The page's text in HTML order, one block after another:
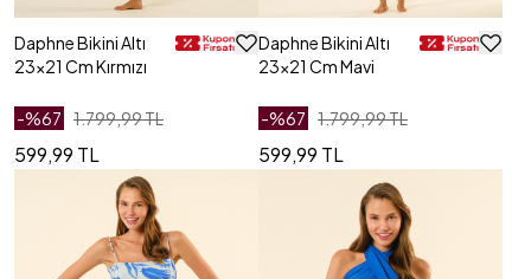
Daphne Bikini Altı
23x21 Cm Kırmızı
-%67 1.799,99 TL
599,99 TL
Daphne Bikini Altı
23x21 Cm Mavi
-%67 1.799,99 TL
599,99 TL